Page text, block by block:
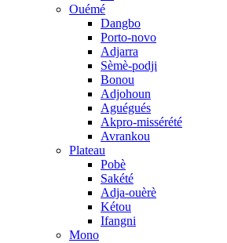
Ouémé
Dangbo
Porto-novo
Adjarra
Sèmè-podji
Bonou
Adjohoun
Aguégués
Akpro-missérété
Avrankou
Plateau
Pobè
Sakété
Adja-ouèrè
Kétou
Ifangni
Mono